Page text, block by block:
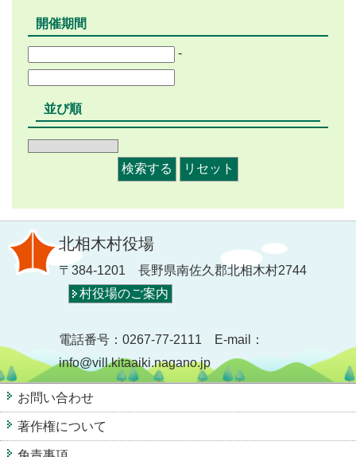
開催期間
-
並び順
北相木村役場
〒384-1201 長野県南佐久郡北相木村2744
村役場のご案内
電話番号：0267-77-2111 E-mail：
info@vill.kitaaiki.nagano.jp
お問い合わせ
著作権について